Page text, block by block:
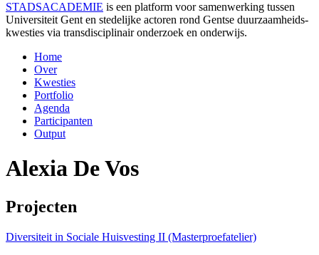
STADSACADEMIE is een platform voor samenwerking tussen
Universiteit Gent en stedelijke actoren rond Gentse duurzaamheids­
kwesties via transdisciplinair onderzoek en onderwijs.
Home
Over
Kwesties
Portfolio
Agenda
Participanten
Output
Alexia De Vos
Projecten
Diversiteit in Sociale Huisvesting II (Masterproefatelier)